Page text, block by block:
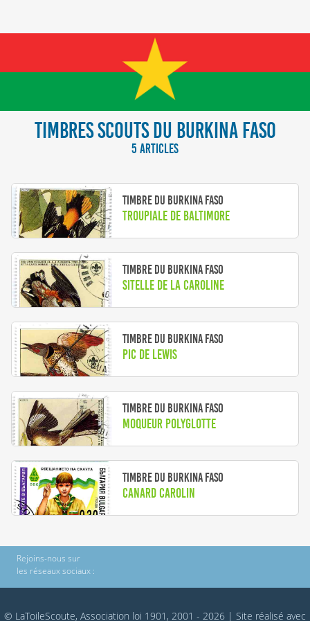
TIMBRES SCOUTS DU BURKINA FASO
5 ARTICLES
Timbre du Burkina Faso
Troupiale de Baltimore
Timbre du Burkina Faso
Sitelle de la Caroline
Timbre du Burkina Faso
Pic de Lewis
Timbre du Burkina Faso
Moqueur polyglotte
Timbre du Burkina Faso
Canard Carolin
Rejoins-nous sur
les réseaux sociaux :
© LaToileScoute, Association loi 1901, 2001 - 2026 | Site réalisé avec